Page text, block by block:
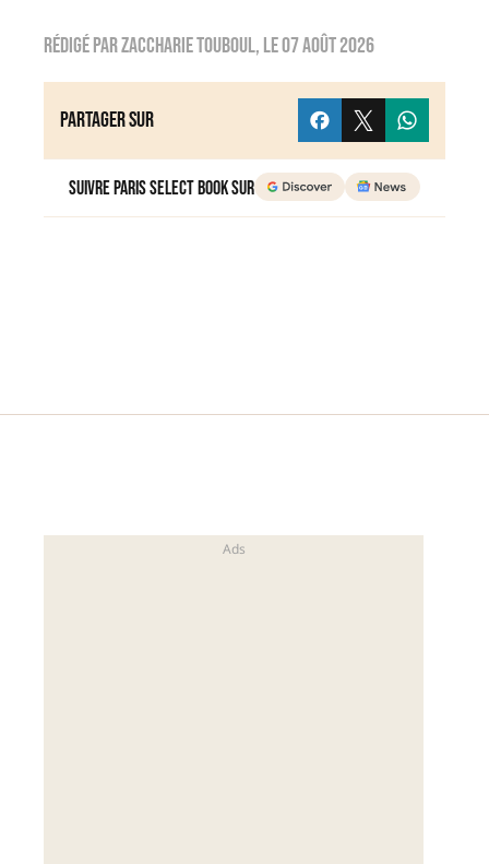
Rédigé parzaccharie touboul, le07 août 2026
Partager sur
Suivre Paris Select Book sur